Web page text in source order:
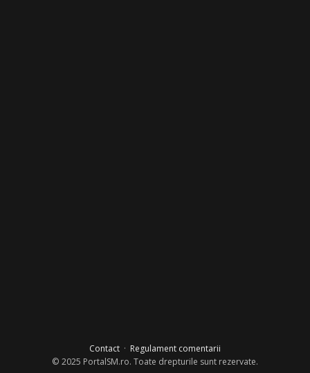
Contact· Regulament comentarii
© 2025 PortalSM.ro. Toate drepturile sunt rezervate.